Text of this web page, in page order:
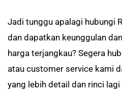
Jadi tunggu apalagi hubungi
dan dapatkan keunggulan
harga terjangkau? Segera
atau customer service kami
yang lebih detail dan rinci lagi